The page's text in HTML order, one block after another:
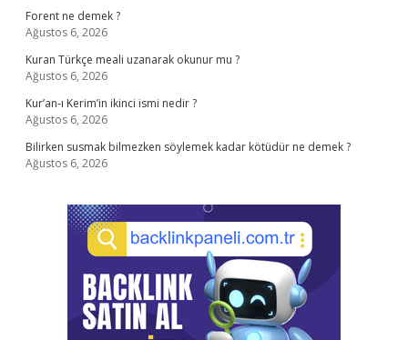
Forent ne demek ?
Ağustos 6, 2026
Kuran Türkçe meali uzanarak okunur mu ?
Ağustos 6, 2026
Kur’an-ı Kerim’in ikinci ismi nedir ?
Ağustos 6, 2026
Bilirken susmak bilmezken söylemek kadar kötüdür ne demek ?
Ağustos 6, 2026